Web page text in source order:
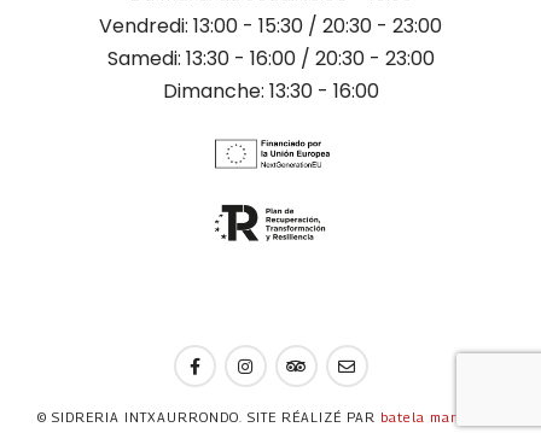
Vendredi: 13:00 - 15:30 / 20:30 - 23:00
Samedi: 13:30 - 16:00 / 20:30 - 23:00
Dimanche: 13:30 - 16:00
© SIDRERIA INTXAURRONDO. SITE RÉALIZÉ PAR batela marketing